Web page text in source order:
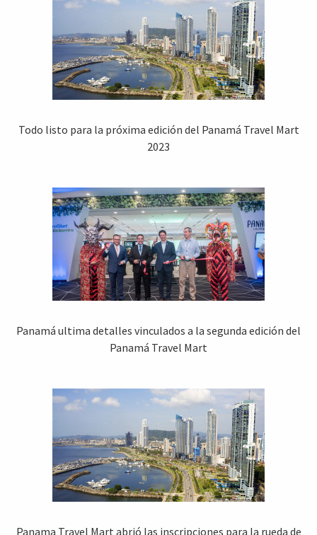
Todo listo para la próxima edición del Panamá Travel Mart
2023
Panamá ultima detalles vinculados a la segunda edición del
Panamá Travel Mart
Panama Travel Mart abrió las inscripciones para la rueda de